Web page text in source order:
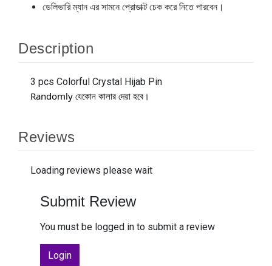
ডেলিভারি ম্যান এর সামনে প্রোডাক্ট চেক করে নিতে পারবেন।
Description
3 pcs Colorful Crystal Hijab Pin
Randomly যেকোন কালার দেয়া হবে।
Reviews
Loading reviews please wait
Submit Review
You must be logged in to submit a review
Login